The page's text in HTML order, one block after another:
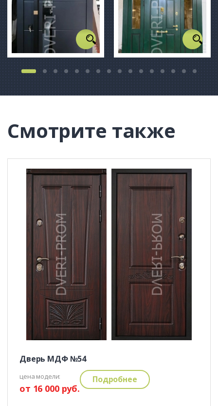
Смотрите также
Дверь МДФ №54
цена модели:
от 16 000 руб.
Подробнее